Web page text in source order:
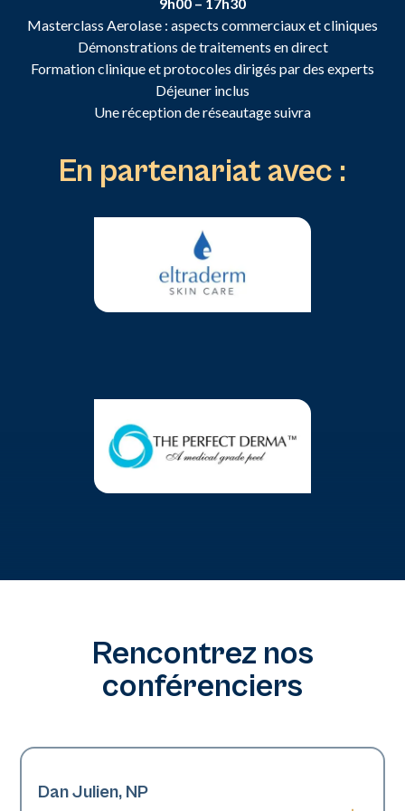
Masterclass Aerolase : aspects commerciaux et cliniques
Démonstrations de traitements en direct
Formation clinique et protocoles dirigés par des experts
Déjeuner inclus
Une réception de réseautage suivra
En partenariat avec :
Rencontrez nos
conférenciers
Dan Julien, NP